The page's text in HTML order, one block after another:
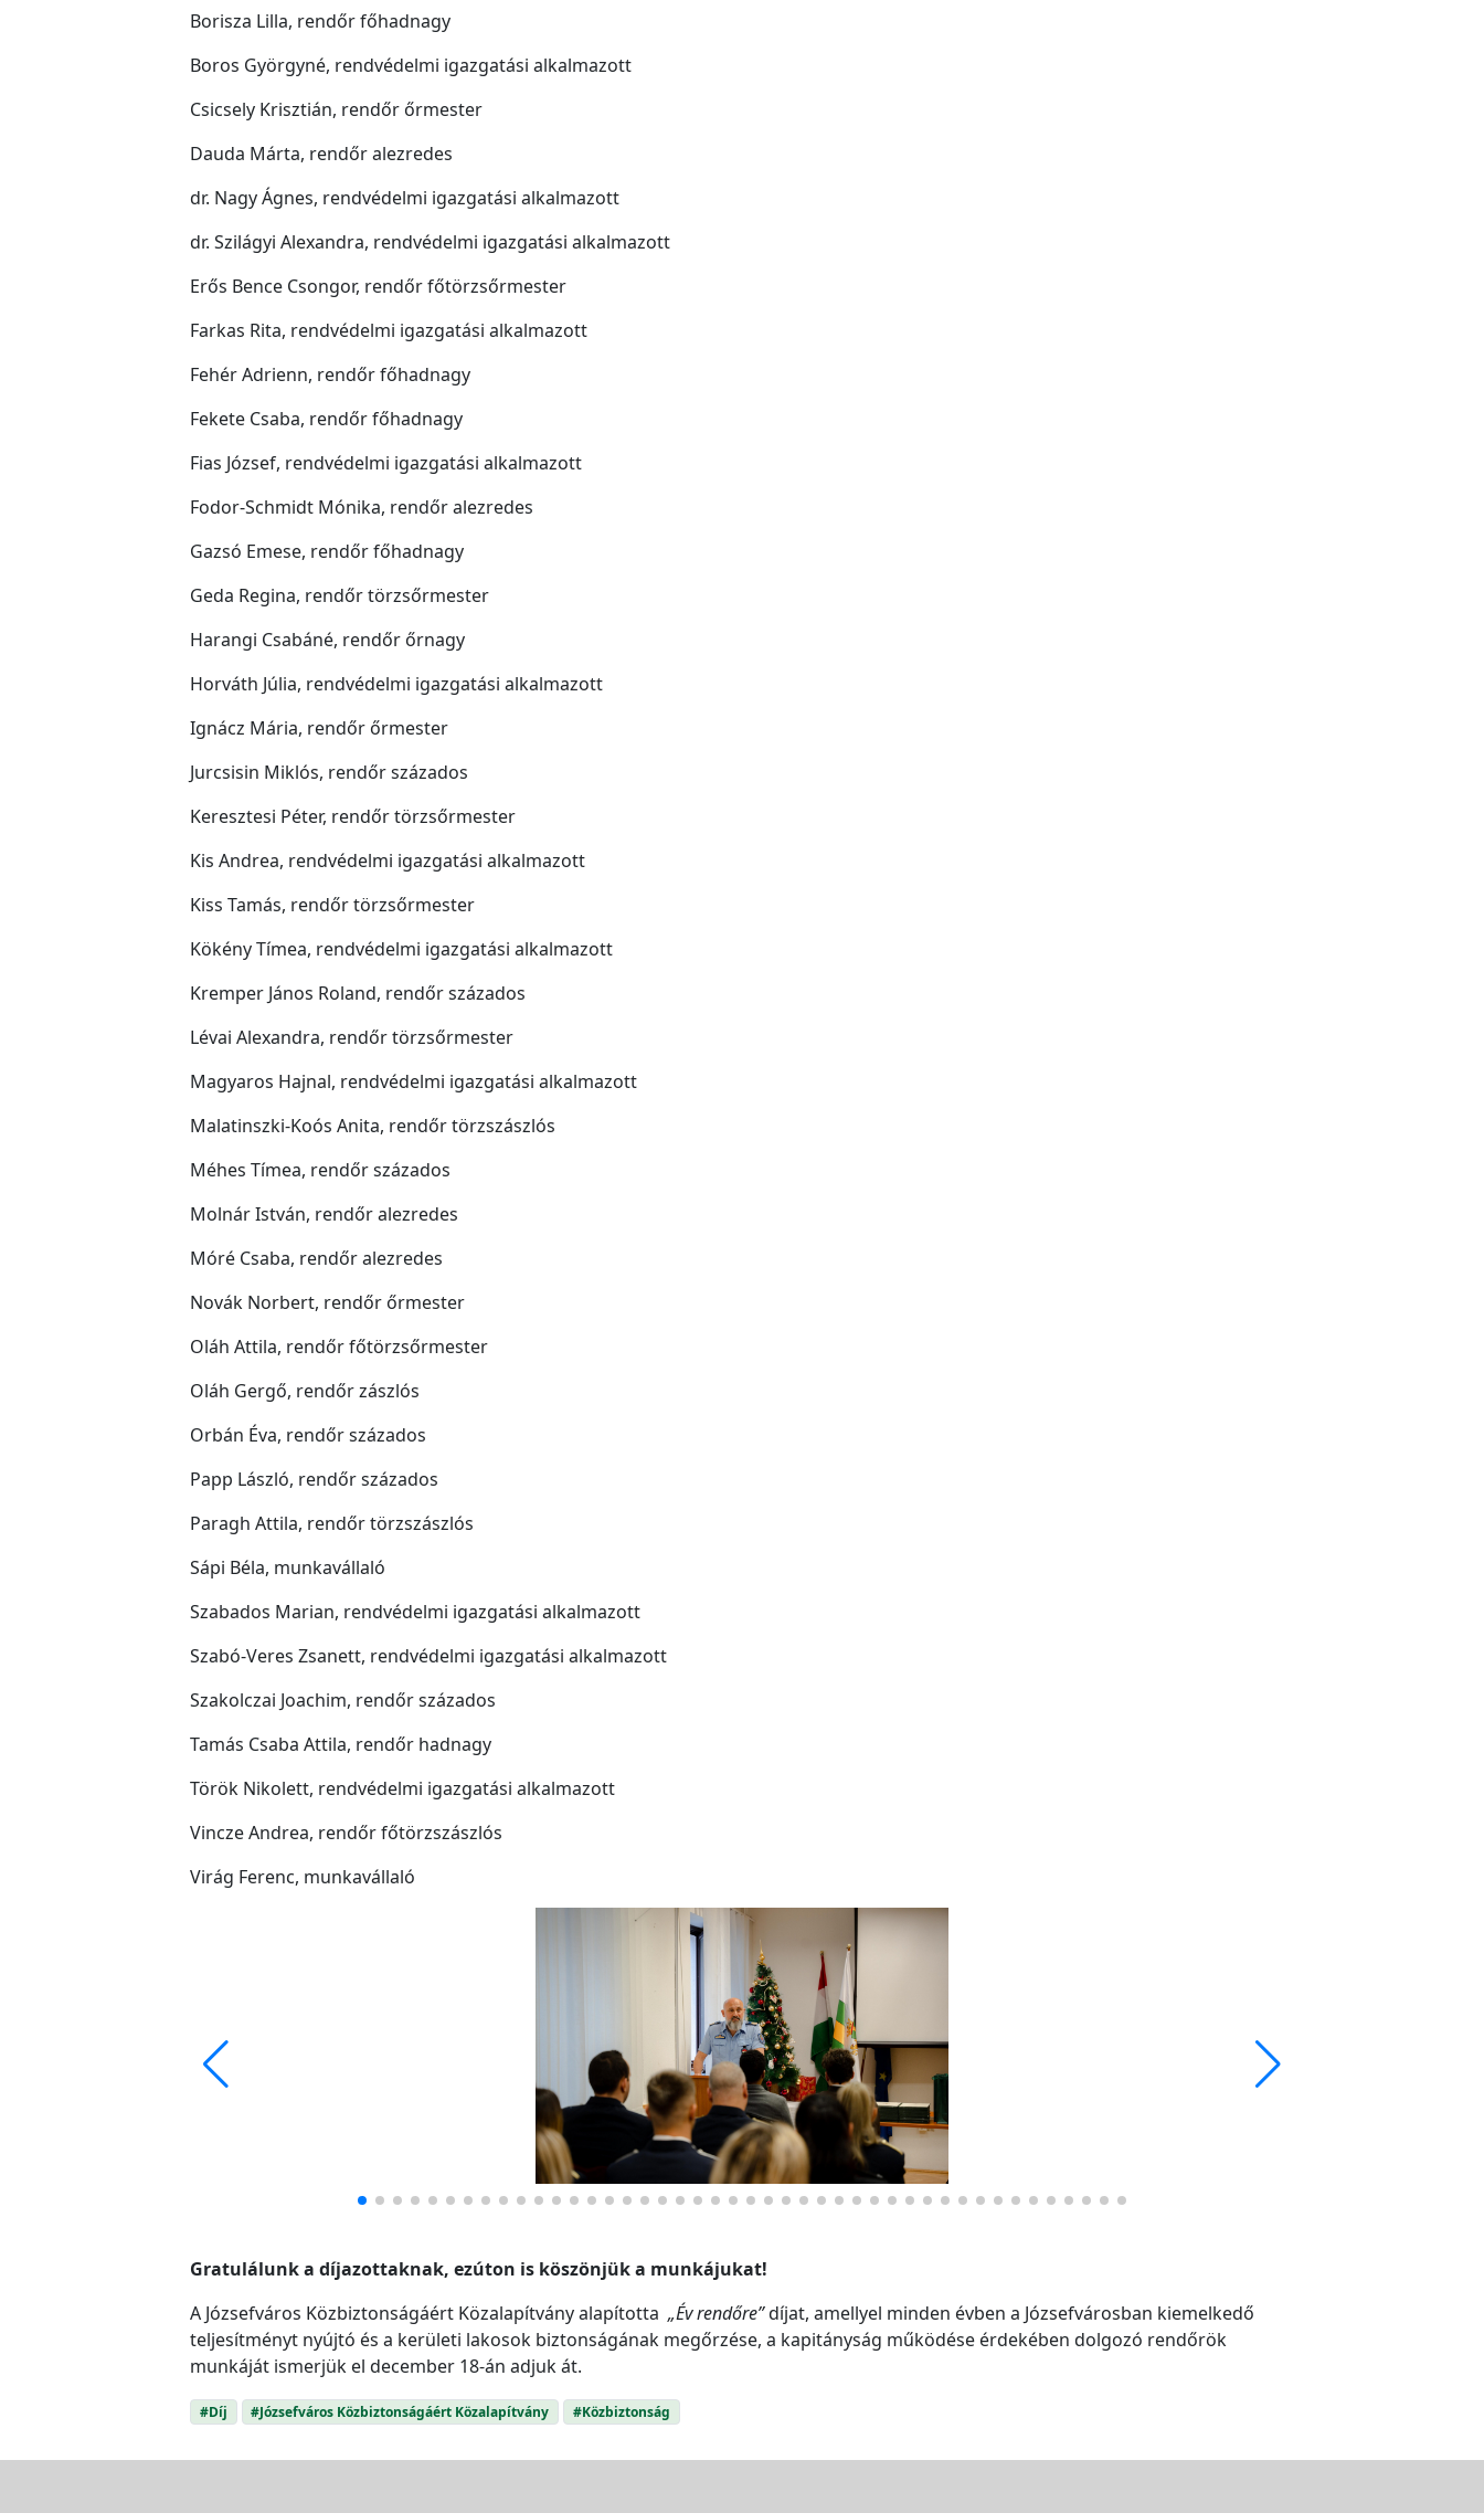
Borisza Lilla, rendőr főhadnagy
Boros Györgyné, rendvédelmi igazgatási alkalmazott
Csicsely Krisztián, rendőr őrmester
Dauda Márta, rendőr alezredes
dr. Nagy Ágnes, rendvédelmi igazgatási alkalmazott
dr. Szilágyi Alexandra, rendvédelmi igazgatási alkalmazott
Erős Bence Csongor, rendőr főtörzsőrmester
Farkas Rita, rendvédelmi igazgatási alkalmazott
Fehér Adrienn, rendőr főhadnagy
Fekete Csaba, rendőr főhadnagy
Fias József, rendvédelmi igazgatási alkalmazott
Fodor-Schmidt Mónika, rendőr alezredes
Gazsó Emese, rendőr főhadnagy
Geda Regina, rendőr törzsőrmester
Harangi Csabáné, rendőr őrnagy
Horváth Júlia, rendvédelmi igazgatási alkalmazott
Ignácz Mária, rendőr őrmester
Jurcsisin Miklós, rendőr százados
Keresztesi Péter, rendőr törzsőrmester
Kis Andrea, rendvédelmi igazgatási alkalmazott
Kiss Tamás, rendőr törzsőrmester
Kökény Tímea, rendvédelmi igazgatási alkalmazott
Kremper János Roland, rendőr százados
Lévai Alexandra, rendőr törzsőrmester
Magyaros Hajnal, rendvédelmi igazgatási alkalmazott
Malatinszki-Koós Anita, rendőr törzszászlós
Méhes Tímea, rendőr százados
Molnár István, rendőr alezredes
Móré Csaba, rendőr alezredes
Novák Norbert, rendőr őrmester
Oláh Attila, rendőr főtörzsőrmester
Oláh Gergő, rendőr zászlós
Orbán Éva, rendőr százados
Papp László, rendőr százados
Paragh Attila, rendőr törzszászlós
Sápi Béla, munkavállaló
Szabados Marian, rendvédelmi igazgatási alkalmazott
Szabó-Veres Zsanett, rendvédelmi igazgatási alkalmazott
Szakolczai Joachim, rendőr százados
Tamás Csaba Attila, rendőr hadnagy
Török Nikolett, rendvédelmi igazgatási alkalmazott
Vincze Andrea, rendőr főtörzszászlós
Virág Ferenc, munkavállaló
Gratulálunk a díjazottaknak, ezúton is köszönjük a munkájukat!
A Józsefváros Közbiztonságáért Közalapítvány alapította „Év rendőre”díjat, amellyel minden évben a Józsefvárosban kiemelkedő
teljesítményt nyújtó és a kerületi lakosok biztonságának megőrzése, a kapitányság működése érdekében dolgozó rendőrök
munkáját ismerjük el december 18-án adjuk át.
#Díj #Józsefváros Közbiztonságáért Közalapítvány #Közbiztonság